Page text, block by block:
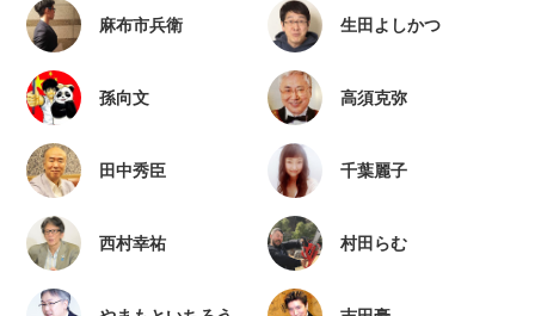
麻布市兵衛 生田よしかつ
孫向文 高須克弥
田中秀臣 千葉麗子
西村幸祐 村田らむ